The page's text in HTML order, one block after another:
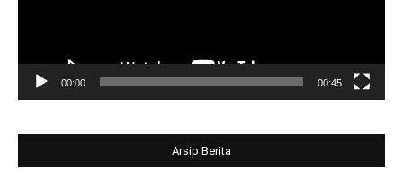
00:00 00:45
Arsip Berita